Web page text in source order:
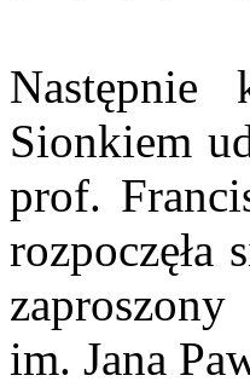
Sionkiem
prof.
rozpoczęła
im. Jana